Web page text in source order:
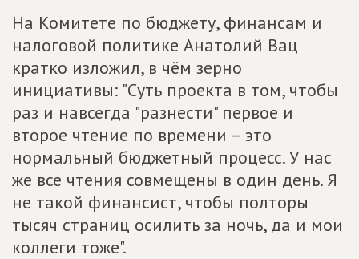
На Комитете по бюджету, финансам и
налоговой политике Анатолий Вац
кратко изложил, в чём зерно
инициативы: "Суть проекта в том, чтобы
раз и навсегда "разнести" первое и
второе чтение по времени – это
нормальный бюджетный процесс. У нас
же все чтения совмещены в один день. Я
не такой финансист, чтобы полторы
тысяч страниц осилить за ночь, да и мои
коллеги тоже".